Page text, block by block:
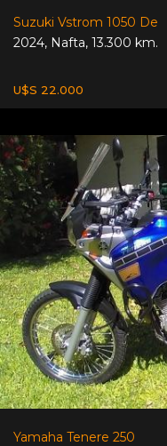
Suzuki Vstrom 1050 De
2024, Nafta, 13.300 km.
U$S 22.000
Yamaha Tenere 250